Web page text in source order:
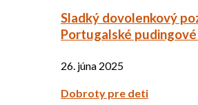
Sladký dovolenkový
Portugalské
26. júna 2025
Dobroty pre deti